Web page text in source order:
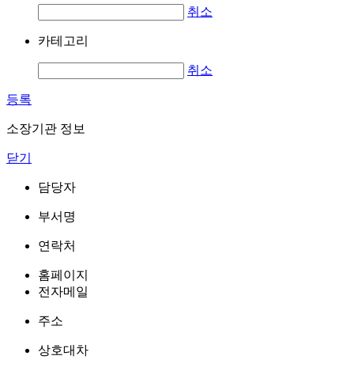
취소
카테고리
취소
등록
소장기관 정보
닫기
담당자
부서명
연락처
홈페이지
전자메일
주소
상호대차